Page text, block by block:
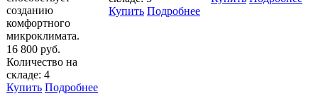
созданию
комфортного
микроклимата.
16 800 руб.
Количество на
складе: 4
Купить Подробнее
Купить Подробнее